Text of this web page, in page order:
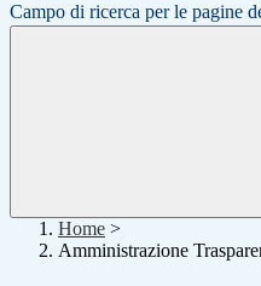
Campo di ricerca per le pagine
Home >
Amministrazione